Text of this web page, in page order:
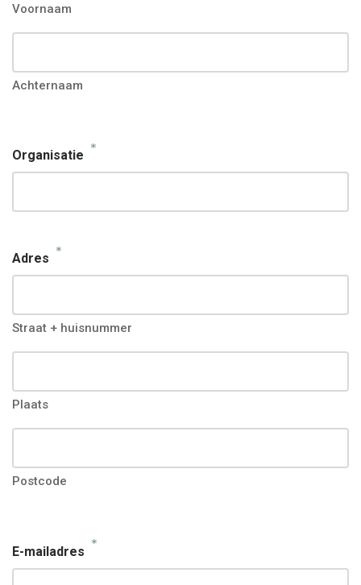
Voornaam
Achternaam
Organisatie
*
Adres
*
Straat + huisnummer
Plaats
Postcode
E-mailadres
*